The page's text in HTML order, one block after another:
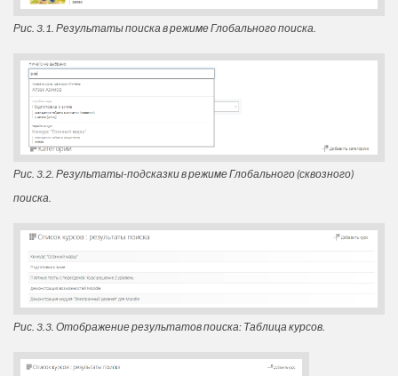
Рис. 3.1. Результаты поиска в режиме Глобального поиска.
Рис. 3.2. Результаты-подсказки в режиме Глобального (сквозного)
поиска.
Рис. 3.3. Отображение результатов поиска: Таблица курсов.